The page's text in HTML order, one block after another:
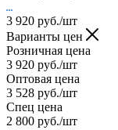
3 920 руб./шт
Варианты цен
Розничная цена
3 920 руб./шт
Оптовая цена
3 528 руб./шт
Спец цена
2 800 руб./шт